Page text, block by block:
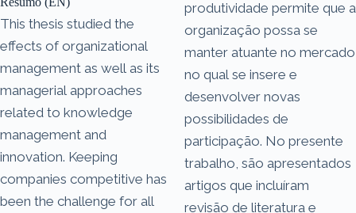
This thesis studied the
effects of organizational
management as well as its
managerial approaches
related to knowledge
management and
innovation. Keeping
companies competitive has
been the challenge for all
produtividade permite que a
organização possa se
manter atuante no mercado
no qual se insere e
desenvolver novas
possibilidades de
participação. No presente
trabalho, são apresentados
artigos que incluíram
revisão de literatura e